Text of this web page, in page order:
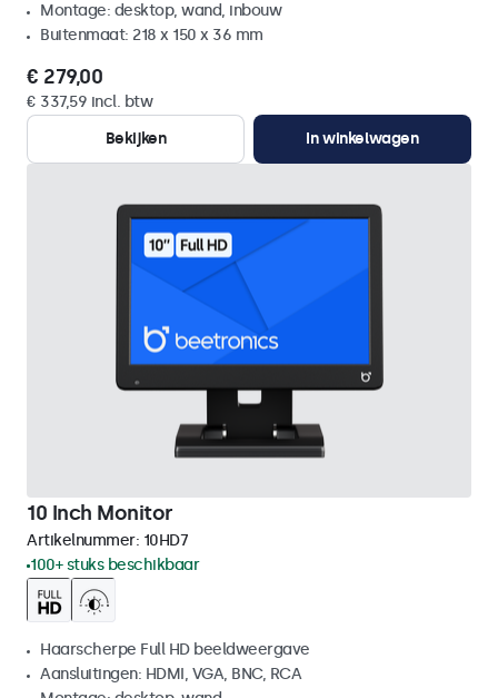
Montage: desktop, wand, inbouw
Buitenmaat: 218 x 150 x 36 mm
€ 279,00
€ 337,59 incl. btw
Bekijken
In winkelwagen
10 Inch Monitor
Artikelnummer: 10HD7
100+ stuks beschikbaar
Haarscherpe Full HD beeldweergave
Aansluitingen: HDMI, VGA, BNC, RCA